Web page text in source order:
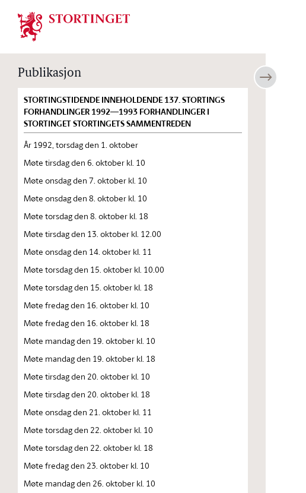
Stortinget.no
Publikasjon
STORTINGSTIDENDE INNEHOLDENDE 137. STORTINGS
FORHANDLINGER 1992—1993 FORHANDLINGER I
STORTINGET STORTINGETS SAMMENTREDEN
År 1992, torsdag den 1. oktober
Møte tirsdag den 6. oktober kl. 10
Møte onsdag den 7. oktober kl. 10
Møte onsdag den 8. oktober kl. 10
Møte torsdag den 8. oktober kl. 18
Møte tirsdag den 13. oktober kl. 12.00
Møte onsdag den 14. oktober kl. 11
Møte torsdag den 15. oktober kl. 10.00
Møte torsdag den 15. oktober kl. 18
Møte fredag den 16. oktober kl. 10
Møte fredag den 16. oktober kl. 18
Møte mandag den 19. oktober kl. 10
Møte mandag den 19. oktober kl. 18
Møte tirsdag den 20. oktober kl. 10
Møte tirsdag den 20. oktober kl. 18
Møte onsdag den 21. oktober kl. 11
Møte torsdag den 22. oktober kl. 10
Møte torsdag den 22. oktober kl. 18
Møte fredag den 23. oktober kl. 10
Møte mandag den 26. oktober kl. 10